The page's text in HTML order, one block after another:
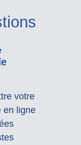
votre
en ligne